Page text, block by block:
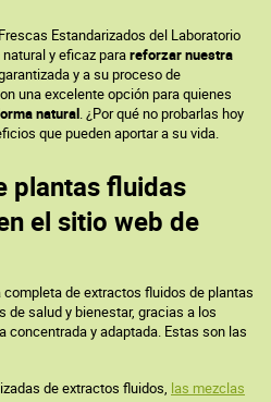
Estandarizados del Laboratorio
y eficaz parareforzar nuestra
y a su proceso de
una excelente opción para quienes
natural. ¿Por qué no probarlas hoy
que pueden aportar a su vida.
plantas fluidas
el sitio web de
de extractos fluidos de plantas
de salud y bienestar, gracias a los
y adaptada. Estas son las
de extractos fluidos, las mezclas